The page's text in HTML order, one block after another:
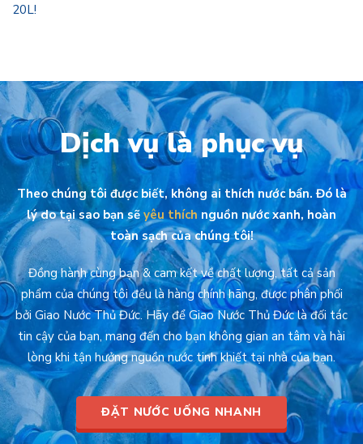
20L!
Dịch vụ là phục vụ
Theo chúng tôi được biết, không ai thích nước bẩn. Đó là
lý do tại sao bạn sẽ yêu thích nguồn nước xanh, hoàn
toàn sạch của chúng tôi!
Đồng hành cùng bạn & cam kết về chất lượng, tất cả sản
phẩm của chúng tôi đều là hàng chính hãng, được phân phối
bởi Giao Nước Thủ Đức. Hãy để Giao Nước Thủ Đức là đối tác
tin cậy của bạn, mang đến cho bạn không gian an tâm và hài
lòng khi tận hưởng nguồn nước tinh khiết tại nhà của bạn.
ĐẶT NƯỚC UỐNG NHANH